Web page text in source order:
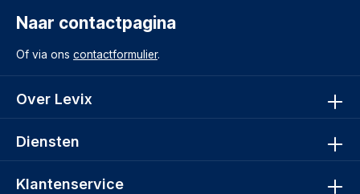
Naar contactpagina
Of via ons contactformulier.
Over Levix
Diensten
Klantenservice